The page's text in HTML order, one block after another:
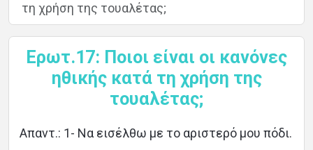
Home
About
τη χρήση της τουαλέτας;
Ερωτ.17: Ποιοι είναι οι κανόνες
ηθικής κατά τη χρήση της
τουαλέτας;
Απαντ.: 1- Να εισέλθω με το αριστερό μου πόδι.